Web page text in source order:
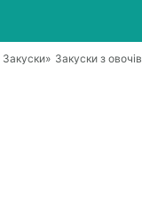
Закуски» Закуски з овочів